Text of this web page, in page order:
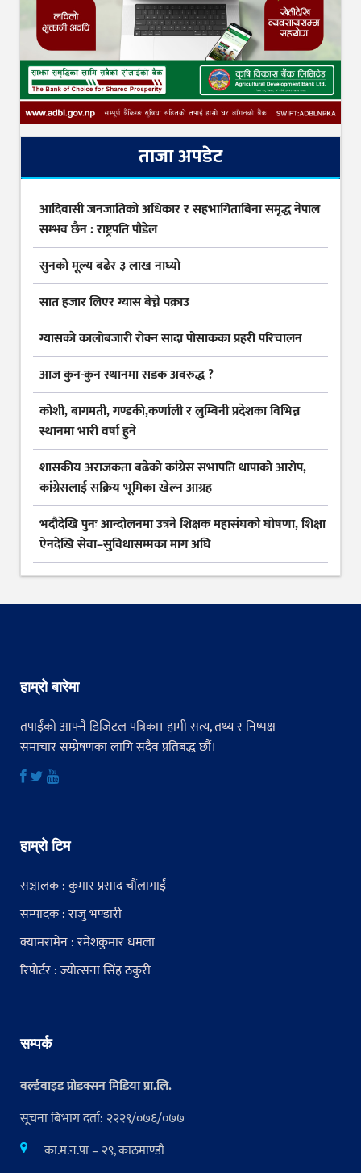
ताजा अपडेट
आदिवासी जनजातिको अधिकार र सहभागिताबिना समृद्ध नेपाल
सम्भव छैन : राष्ट्रपति पौडेल
सुनकाे मूल्य बढेर ३ लाख नाघ्याे
सात हजार लिएर ग्यास बेच्ने पक्राउ
ग्यासकाे कालोबजारी राेक्न सादा पोसाकका प्रहरी परिचालन
आज कुन-कुन स्थानमा सडक अवरुद्ध ?
कोशी, बागमती, गण्डकी,कर्णाली र लुम्बिनी प्रदेशका विभिन्न
स्थानमा भारी वर्षा हुने
शासकीय अराजकता बढेको कांग्रेस सभापति थापाको आरोप,
कांग्रेसलाई सक्रिय भूमिका खेल्न आग्रह
भदौदेखि पुनः आन्दोलनमा उत्रने शिक्षक महासंघको घोषणा, शिक्षा
ऐनदेखि सेवा–सुविधासम्मका माग अघि
हाम्रो बारेमा
तपाईंको आफ्नै डिजिटल पत्रिका। हामी सत्य, तथ्य र निष्पक्ष
समाचार सम्प्रेषणका लागि सदैव प्रतिबद्ध छौं।
हाम्रो टिम
सञ्चालक : कुमार प्रसाद चौंलागाईं
सम्पादक : राजु भण्डारी
क्यामरामेन : रमेशकुमार धमला
रिपोर्टर : ज्योत्सना सिंह ठकुरी
सम्पर्क
वर्ल्डवाइड प्रोडक्सन मिडिया प्रा.लि.
सूचना बिभाग दर्ता: २२२९/०७६/०७७
का.म.न.पा – २९, काठमाण्डौ